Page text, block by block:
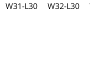
W31-L30 W32-L30